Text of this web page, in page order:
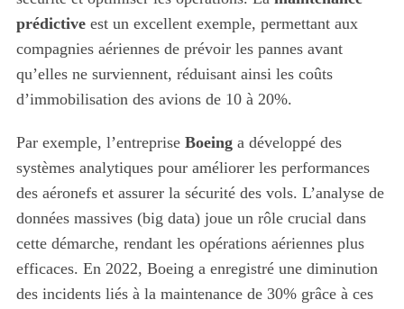
prédictiveest un excellent exemple, permettant aux
compagnies aériennes de prévoir les pannes avant
qu’elles ne surviennent, réduisant ainsi les coûts
d’immobilisation des avions de 10 à 20%.
Par exemple, l’entreprise Boeinga développé des
systèmes analytiques pour améliorer les performances
des aéronefs et assurer la sécurité des vols. L’analyse de
données massives (big data) joue un rôle crucial dans
cette démarche, rendant les opérations aériennes plus
efficaces. En 2022, Boeing a enregistré une diminution
des incidents liés à la maintenance de 30% grâce à ces